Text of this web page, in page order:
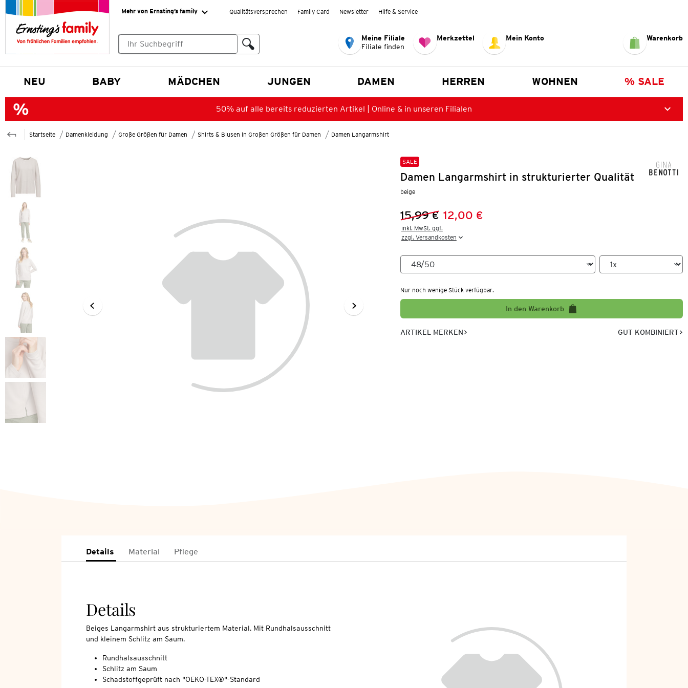
Mehr von Ernsting’s family Qualitätsversprechen Family Card Newsletter Hilfe & Service
Meine Filiale
Filiale finden
Merkzettel Mein Konto Warenkorb
NEU BABY MÄDCHEN JUNGEN DAMEN HERREN WOHNEN % SALE
50% auf alle bereits reduzierten Artikel | Online & in unseren Filialen
Startseite Damenkleidung Große Größen für Damen Shirts & Blusen in Großen Größen für Damen Damen Langarmshirt
SALE
Damen Langarmshirt in strukturierter Qualität
beige
Vorheriger Preis:
15,99 €
Neuer Preis:12,00 €
inkl. MwSt. ggf.
zzgl. Versandkosten
Nur noch wenige Stück verfügbar.
In den Warenkorb
ARTIKEL MERKEN GUT KOMBINIERT
Details Material Pflege
Details
Beiges Langarmshirt aus strukturiertem Material. Mit Rundhalsausschnitt
und kleinem Schlitz am Saum.
Rundhalsausschnitt
Schlitz am Saum
Schadstoffgeprüft nach "OEKO-TEX®"-Standard